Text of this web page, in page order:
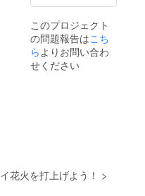
このプロジェクト
の問題報告はこち
ら よりお問い合わ
せください
花火を打上げよう！ >